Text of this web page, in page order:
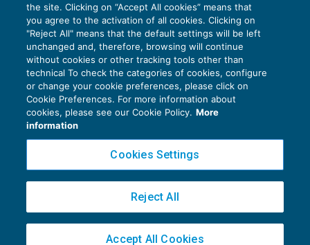
Privacy Policy
Cookie Policy
Copyright 2016 ©Gruppo Euroconference S.p.A.v2.32.4
Piazza Luigi Einaudi, 10N01 - 20124 Milano - info@ecnews.it
02776120236
the site. Clicking on “Accept All cookies” means that
you agree to the activation of all cookies. Clicking on
"Reject All" means that the default settings will be left
unchanged and, therefore, browsing will continue
without cookies or other tracking tools other than
technical To check the categories of cookies, configure
or change your cookie preferences, please click on
Cookie Preferences. For more information about
cookies, please see our Cookie Policy. More
information
Cookies Settings
Reject All
Accept All Cookies